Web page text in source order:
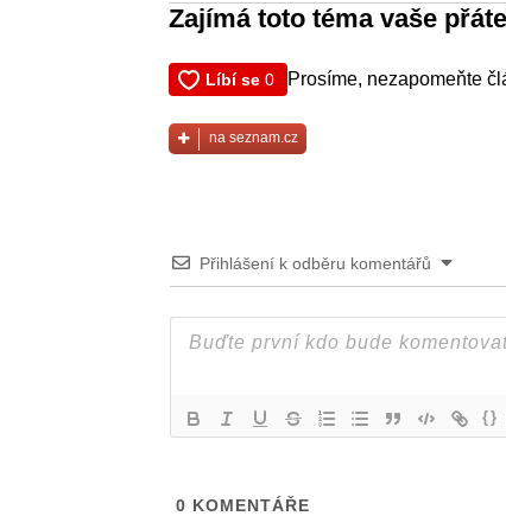
Zajímá toto téma vaše
Prosíme, nezapomeňte
na seznam.cz
Přihlášení k odběru komentářů
{}
0 KOMENTÁŘE